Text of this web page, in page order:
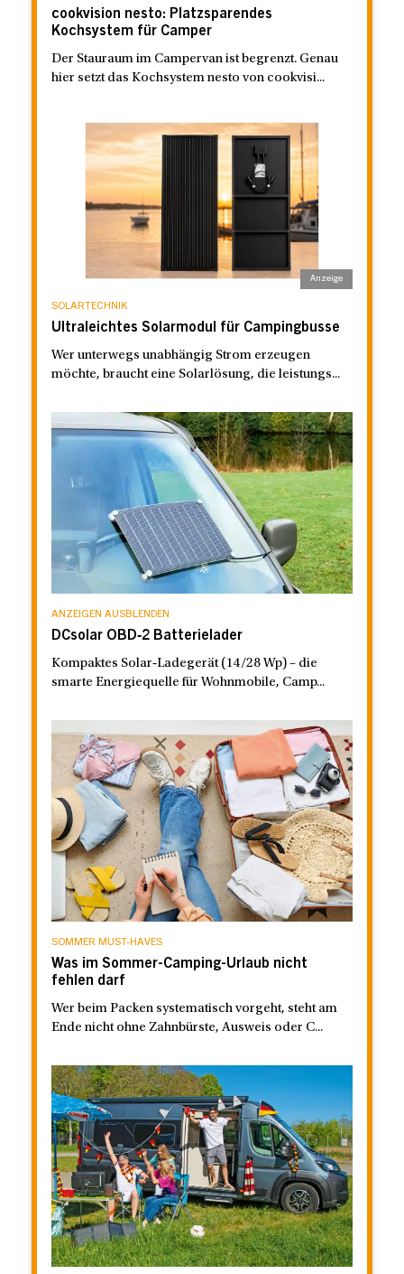
cookvision nesto: Platzsparendes
Kochsystem für Camper
Der Stauraum im Campervan ist begrenzt. Genau
hier setzt das Kochsystem nesto von cookvisi...
SOLARTECHNIK
Ultraleichtes Solarmodul für Campingbusse
Wer unterwegs unabhängig Strom erzeugen
möchte, braucht eine Solarlösung, die leistungs...
ANZEIGEN AUSBLENDEN
DCsolar OBD‑2 Batterielader
Kompaktes Solar‑Ladegerät (14/28 Wp) – die
smarte Energiequelle für Wohnmobile, Camp...
SOMMER MUST-HAVES
Was im Sommer-Camping-Urlaub nicht
fehlen darf
Wer beim Packen systematisch vorgeht, steht am
Ende nicht ohne Zahnbürste, Ausweis oder C...